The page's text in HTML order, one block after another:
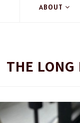
ABOUT
THE